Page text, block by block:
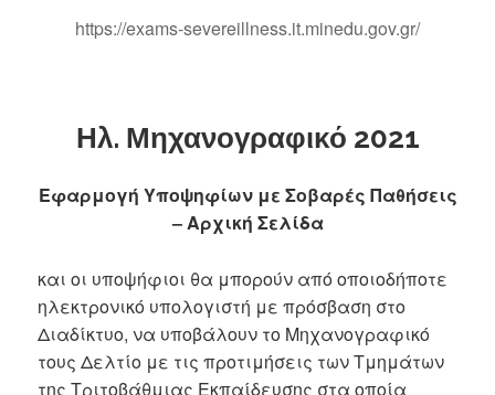
https://exams-severeillness.it.minedu.gov.gr/
Ηλ. Μηχανογραφικό 2021
Εφαρμογή Υποψηφίων με Σοβαρές Παθήσεις
– Αρχική Σελίδα
και οι υποψήφιοι θα μπορούν από οποιοδήποτε
ηλεκτρονικό υπολογιστή με πρόσβαση στο
Διαδίκτυο, να υποβάλουν το Μηχανογραφικό
τους Δελτίο με τις προτιμήσεις των Τμημάτων
της Τριτοβάθμιας Εκπαίδευσης στα οποία